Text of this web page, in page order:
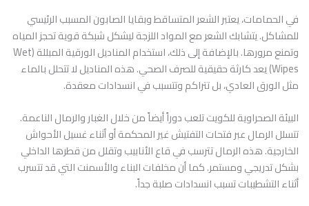
في الحمامات، يعتبر الشعر المتساقط وبقايا الصابون المسبب الرئيسي
للمشاكل. يتشابك الشعر مع المواد اللزجة ليشكل شبكة قوية تحجز المياه
وتمنع مرورها. بالإضافة إلى ذلك، استخدام المناديل الورقية المبللة (Wet
Wipes) يعد كارثة حقيقية للصرف الصحي. هذه المناديل لا تتحلل بالماء
مثل الورق العادي، بل تتراكم وتتسبب في انسدادات معقدة.
البيئة الصحراوية للكويت تلعب دوراً أيضاً من خلال الغبار والرمال الناعمة.
تتسلل الرمال عبر فتحات التفتيش غير المحكمة أو أثناء غسيل الأحواش
الخارجية. هذه الرمال تترسب في قاع الأنابيب وتقلل من قطرها الداخلي
بشكل تدريجي ومستمر. كما أن مخلفات البناء والأسمنت التي قد تتسرب
أثناء التشطيبات تسبب انسدادات صلبة جداً.